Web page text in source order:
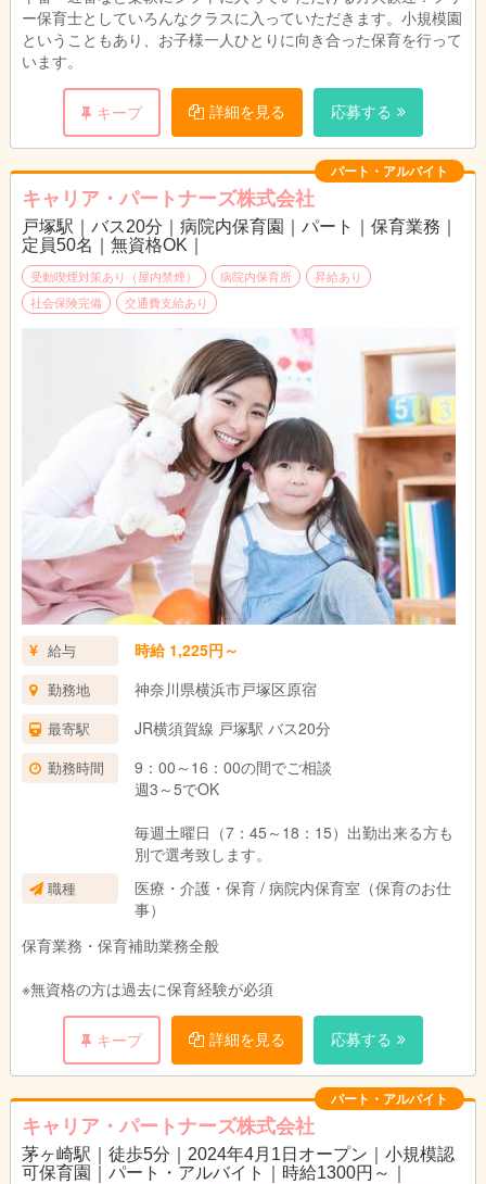
ー保育士としていろんなクラスに入っていただきます。小規模園
ということもあり、お子様一人ひとりに向き合った保育を行って
います。
キープ 詳細を見る 応募する
パート・アルバイト
キャリア・パートナーズ株式会社
戸塚駅｜バス20分｜病院内保育園｜パート｜保育業務｜
定員50名｜無資格OK｜
受動喫煙対策あり（屋内禁煙） 病院内保育所
昇給あり
社会保険完備
交通費支給あり
給与 時給 1,225円～
勤務地 神奈川県横浜市戸塚区原宿
最寄駅 JR横須賀線 戸塚駅 バス20分
勤務時間
9：00～16：00の間でご相談
週3～5でOK
毎週土曜日（7：45～18：15）出勤出来る方も
別で選考致します。
職種
医療・介護・保育 / 病院内保育室（保育のお仕
事）
保育業務・保育補助業務全般
※無資格の方は過去に保育経験が必須
キープ 詳細を見る 応募する
パート・アルバイト
キャリア・パートナーズ株式会社
茅ヶ崎駅｜徒歩5分｜2024年4月1日オープン｜小規模認
可保育園｜パート・アルバイト｜時給1300円～｜